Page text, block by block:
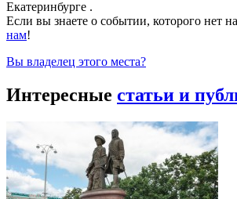
Екатеринбурге .
Если вы знаете о событии, которого нет
нам!
Вы владелец этого места?
Интересные статьи и